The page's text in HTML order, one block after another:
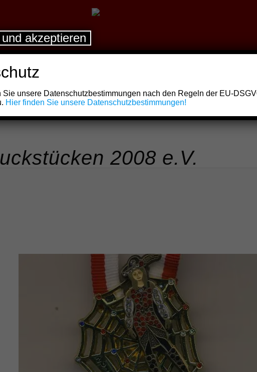
2008 e.V.
Sie unsere Datenschutzbestimmungen nach den Regeln der EU-
Hier finden Sie unsere Datenschutzbestimmungen!
akzeptieren